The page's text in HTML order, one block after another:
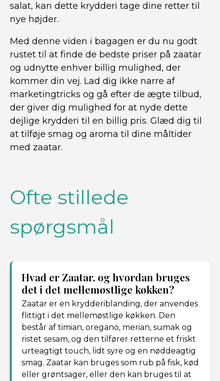
salat, kan dette krydderi tage dine retter til
nye højder.
Med denne viden i bagagen er du nu godt
rustet til at finde de bedste priser på zaatar
og udnytte enhver billig mulighed, der
kommer din vej. Lad dig ikke narre af
marketingtricks og gå efter de ægte tilbud,
der giver dig mulighed for at nyde dette
dejlige krydderi til en billig pris. Glæd dig til
at tilføje smag og aroma til dine måltider
med zaatar.
Ofte stillede
spørgsmål
Hvad er Zaatar, og hvordan bruges
det i det mellemøstlige køkken?
Zaatar er en krydderiblanding, der anvendes
flittigt i det mellemøstlige køkken. Den
består af timian, oregano, merian, sumak og
ristet sesam, og den tilfører retterne et friskt
urteagtigt touch, lidt syre og en nøddeagtig
smag. Zaatar kan bruges som rub på fisk, kød
eller grøntsager, eller den kan bruges til at